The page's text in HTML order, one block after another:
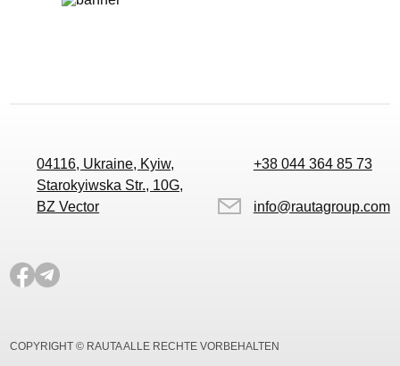
04116, Ukraine, Kyiw,
Starokyiwska Str., 10G,
BZ Vector
+38 044 364 85 73
info@rautagroup.com
COPYRIGHT © RAUTA ALLE RECHTE VORBEHALTEN